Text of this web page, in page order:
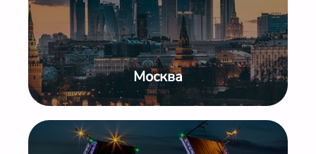
Москва